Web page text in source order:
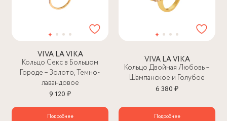
VIVA LA VIKA
Кольцо Секс в Большом
Городе – Золото, Темно-
лавандовое
9 120 ₽
Подробнее
VIVA LA VIKA
Кольцо Двойная Любовь –
Шампанское и Голубое
6 380 ₽
Подробнее